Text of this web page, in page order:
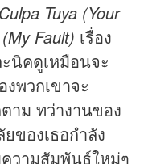
Culpa Tuya (Your
Fault) เรื่อง
นิคดูเหมือนจะ
พวกเขาจะ
าม ทว่างานของ
ของเธอกำลัง
วามสัมพันธ์ใหม่ๆ